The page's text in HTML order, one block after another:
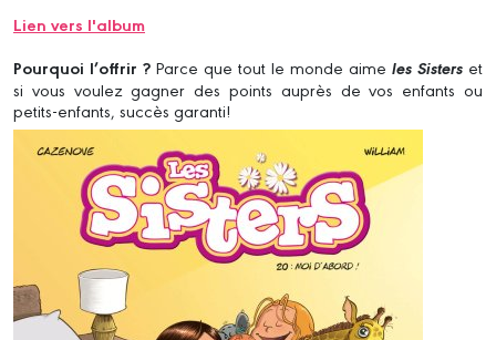
Lien vers l'album
Pourquoi l’offrir ? Parce que tout le monde aime les Sisters et
si vous voulez gagner des points auprès de vos enfants ou
petits-enfants, succès garanti!